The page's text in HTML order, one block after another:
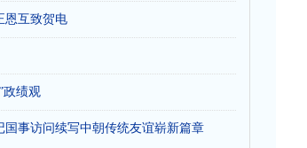
恩互致贺电
政绩观
国事访问续写中朝传统友谊崭新篇章